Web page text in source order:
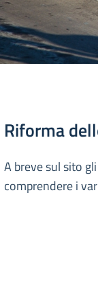
Riforma
A breve sul sito
comprendere i